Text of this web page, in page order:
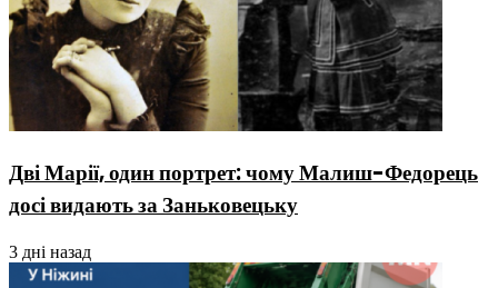
Дві Марії, один портрет: чому Малиш-Федорець
досі видають за Заньковецьку
3 дні назад